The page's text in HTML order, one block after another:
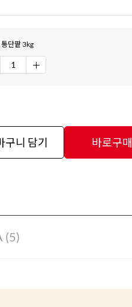
통단팥 3kg
구니 담기 바로구매
(5)